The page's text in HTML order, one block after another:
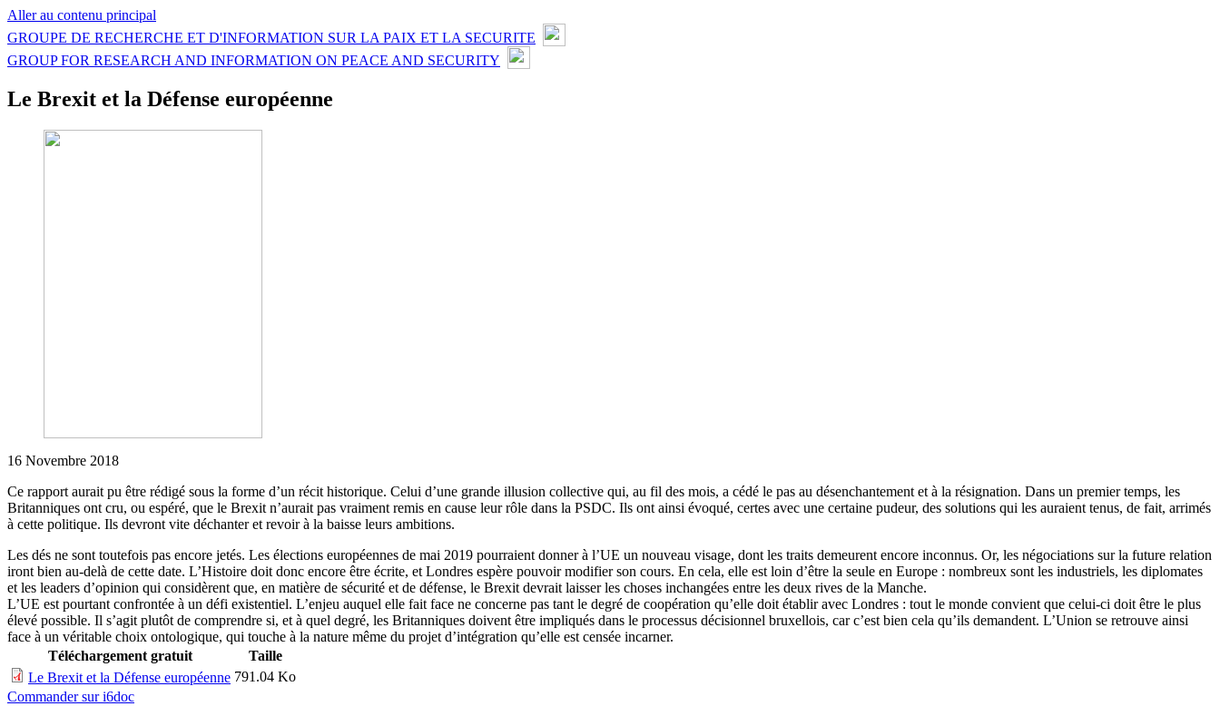
Aller au contenu principal
GROUPE DE RECHERCHE ET D'INFORMATION SUR LA PAIX ET LA SECURITE
GROUP FOR RESEARCH AND INFORMATION ON PEACE AND SECURITY
Le Brexit et la Défense européenne
16 Novembre 2018
Ce rapport aurait pu être rédigé sous la forme d’un récit historique. Celui d’une grande illusion collective qui, au fil des mois, a cédé le pas au désenchantement et à la résignation. Dans un premier temps, les
Britanniques ont cru, ou espéré, que le Brexit n’aurait pas vraiment remis en cause leur rôle dans la PSDC. Ils ont ainsi évoqué, certes avec une certaine pudeur, des solutions qui les auraient tenus, de fait, arrimés
à cette politique. Ils devront vite déchanter et revoir à la baisse leurs ambitions.
Les dés ne sont toutefois pas encore jetés. Les élections européennes de mai 2019 pourraient donner à l’UE un nouveau visage, dont les traits demeurent encore inconnus. Or, les négociations sur la future relation
iront bien au-delà de cette date. L’Histoire doit donc encore être écrite, et Londres espère pouvoir modifier son cours. En cela, elle est loin d’être la seule en Europe : nombreux sont les industriels, les diplomates
et les leaders d’opinion qui considèrent que, en matière de sécurité et de défense, le Brexit devrait laisser les choses inchangées entre les deux rives de la Manche.
L’UE est pourtant confrontée à un défi existentiel. L’enjeu auquel elle fait face ne concerne pas tant le degré de coopération qu’elle doit établir avec Londres : tout le monde convient que celui-ci doit être le plus
élevé possible. Il s’agit plutôt de comprendre si, et à quel degré, les Britanniques doivent être impliqués dans le processus décisionnel bruxellois, car c’est bien cela qu’ils demandent. L’Union se retrouve ainsi
face à un véritable choix ontologique, qui touche à la nature même du projet d’intégration qu’elle est censée incarner.
Téléchargement gratuit
Taille
Le Brexit et la Défense européenne 791.04 Ko
Commander sur i6doc